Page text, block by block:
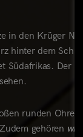
in den Krüger
hinter dem
Südafrikas. Der
runden
gehören